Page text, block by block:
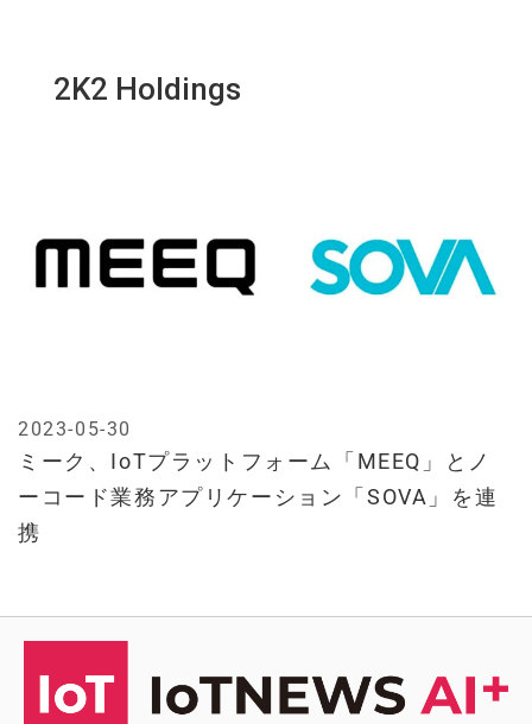
2K2 Holdings
ミーク、IoTプラットフォーム「MEEQ」とノ
ーコード業務アプリケーション「SOVA」を連
携
2023-05-30